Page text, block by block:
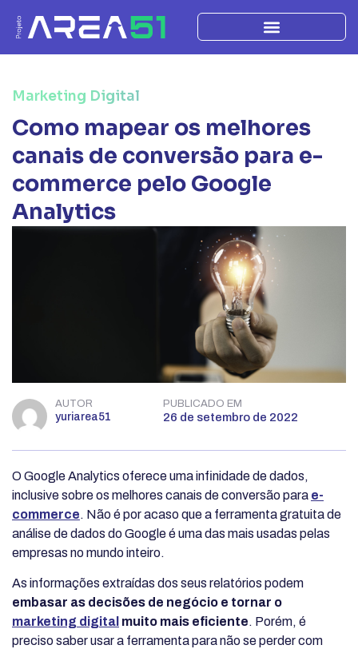
Marketing Digital
Como mapear os melhores
canais de conversão para e-
commerce pelo Google
Analytics
AUTOR
yuriarea51
PUBLICADO EM
26 de setembro de 2022
O Google Analytics oferece uma infinidade de dados,
inclusive sobre os melhores canais de conversão para e-
commerce. Não é por acaso que a ferramenta gratuita de
análise de dados do Google é uma das mais usadas pelas
empresas no mundo inteiro.
As informações extraídas dos seus relatórios podem
embasar as decisões de negócio e tornar o
marketing digital muito mais eficiente. Porém, é
preciso saber usar a ferramenta para não se perder com